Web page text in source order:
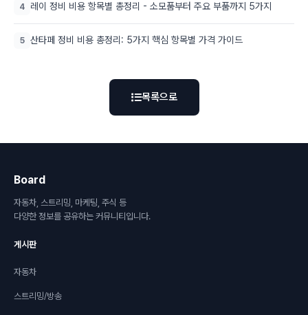
4 레이 정비 비용 항목별 총정리 - 소모품부터 주요 부품까지 5가지
5 산타페 정비 비용 총정리: 5가지 핵심 항목별 가격 가이드
목록으로
Board
자동차, 스트리밍, 마케팅, 주식 등
다양한 정보를 공유하는 커뮤니티입니다.
게시판
자동차
스트리밍/방송